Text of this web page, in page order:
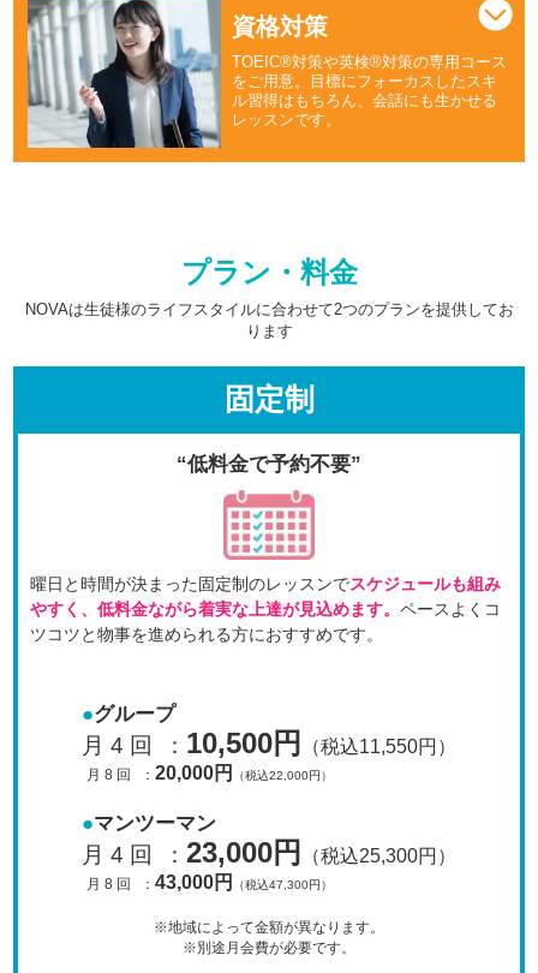
資格対策
TOEIC®対策や英検®対策の専用コース
をご用意。目標にフォーカスしたスキ
ル習得はもちろん、会話にも生かせる
レッスンです。
プラン・料金
NOVAは生徒様のライフスタイルに合わせて2つのプランを提供してお
ります
固定制
“低料金で予約不要”
曜日と時間が決まった固定制のレッスンでスケジュールも組み
やすく、低料金ながら着実な上達が見込めます。 ペースよくコ
ツコツと物事を進められる方におすすめです。
グループ
月 4 回 ： 10,500円 （税込11,550円）
月 8 回 ：20,000円 （税込22,000円）
マンツーマン
月 4 回 ： 23,000円 （税込25,300円）
月 8 回 ：43,000円 （税込47,300円）
※地域によって金額が異なります。
※別途月会費が必要です。